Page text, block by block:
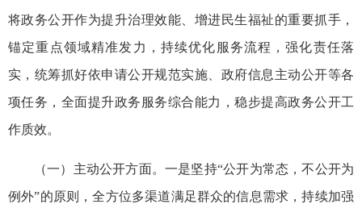
将政务公开作为提升治理效能、增进民生福祉的重要抓手，
锚定重点领域精准发力，持续优化服务流程，强化责任落
实，统筹抓好依申请公开规范实施、政府信息主动公开等各
项任务，全面提升政务服务综合能力，稳步提高政务公开工
作质效。
（一）主动公开方面。一是坚持“公开为常态，不公开为
例外”的原则，全方位多渠道满足群众的信息需求，持续加强